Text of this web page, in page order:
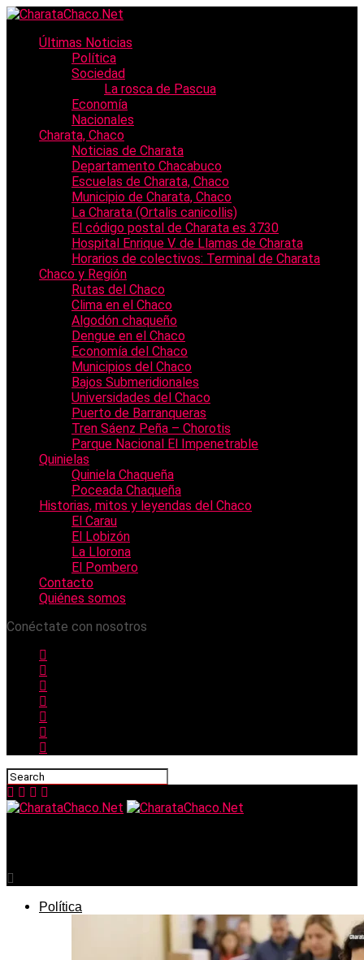
Últimas Noticias
Política
Sociedad
La rosca de Pascua
Economía
Nacionales
Charata, Chaco
Noticias de Charata
Departamento Chacabuco
Escuelas de Charata, Chaco
Municipio de Charata, Chaco
La Charata (Ortalis canicollis)
El código postal de Charata es 3730
Hospital Enrique V. de Llamas de Charata
Horarios de colectivos: Terminal de Charata
Chaco y Región
Rutas del Chaco
Clima en el Chaco
Algodón chaqueño
Dengue en el Chaco
Economía del Chaco
Municipios del Chaco
Bajos Submeridionales
Universidades del Chaco
Puerto de Barranqueras
Tren Sáenz Peña – Chorotis
Parque Nacional El Impenetrable
Quinielas
Quiniela Chaqueña
Poceada Chaqueña
Historias, mitos y leyendas del Chaco
El Carau
El Lobizón
La Llorona
El Pombero
Contacto
Quiénes somos
Conéctate con nosotros
Política